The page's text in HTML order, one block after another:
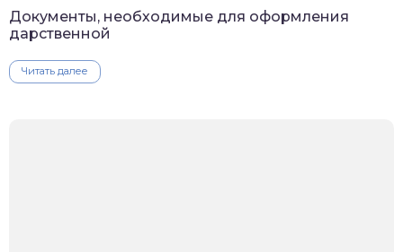
Документы, необходимые для оформления
дарственной
Читать далее